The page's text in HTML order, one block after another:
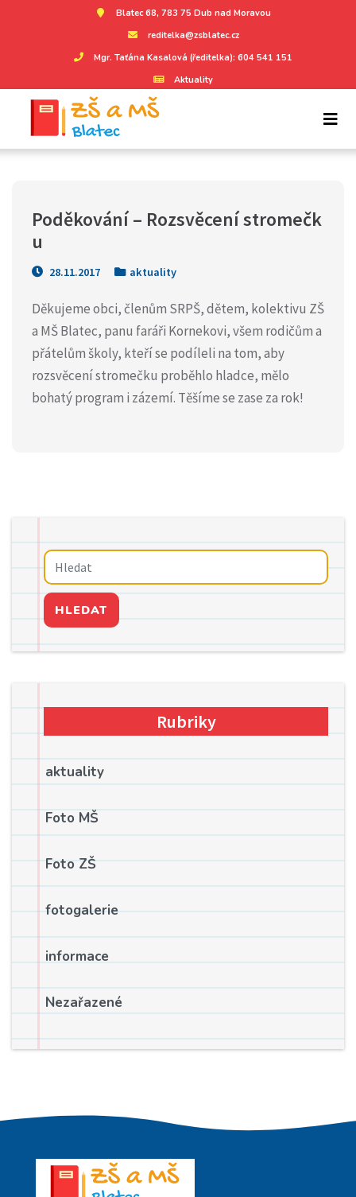
Blatec 68, 783 75 Dub nad Moravou
reditelka@zsblatec.cz
Mgr. Taťána Kasalová (ředitelka): 604 541 151
Aktuality
Poděkování – Rozsvěcení stromečk
u
28.11.2017 aktuality
Děkujeme obci, členům SRPŠ, dětem, kolektivu ZŠ
a MŠ Blatec, panu faráři Kornekovi, všem rodičům a
přátelům školy, kteří se podíleli na tom, aby
rozsvěcení stromečku proběhlo hladce, mělo
bohatý program i zázemí. Těšíme se zase za rok!
HLEDAT
Rubriky
aktuality
Foto MŠ
Foto ZŠ
fotogalerie
informace
Nezařazené